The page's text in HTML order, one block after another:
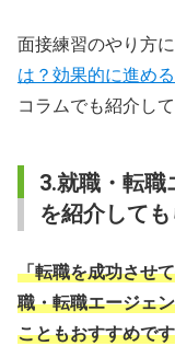
面接練習のやり方
は？効果的に進め
コラムでも紹介し
3.就職・転職
を紹介しても
「転職を成功させ
職・転職エージェ
こともおすすめです